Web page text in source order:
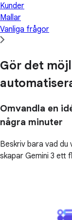
Kunder
Mallar
Vanliga frågor
Gör det
Omvandla en
några minuter
Beskriv bara vad
skapar Gemini 3 ett